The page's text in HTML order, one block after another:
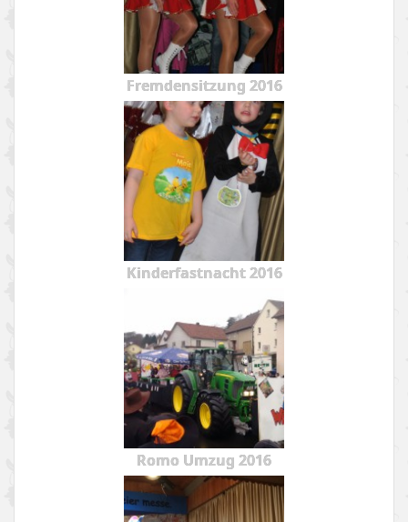
Fremdensitzung 2016
Kinderfastnacht 2016
Romo Umzug 2016